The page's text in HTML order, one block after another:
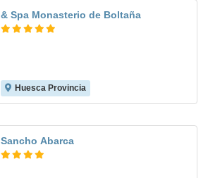
& Spa Monasterio de Boltaña
Huesca Provincia
Sancho Abarca